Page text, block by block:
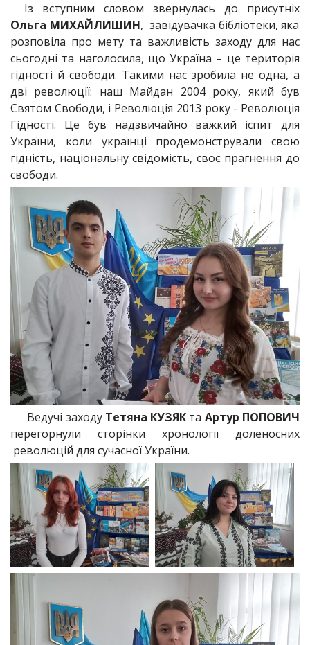
Із вступним словом звернулась до присутніх
Ольга МИХАЙЛИШИН, завідувачка бібліотеки, яка
розповіла про мету та важливість заходу для нас
сьогодні та наголосила, що Україна – це територія
гідності й свободи. Такими нас зробила не одна, а
дві революції: наш Майдан 2004 року, який був
Святом Свободи, і Революція 2013 року - Революція
Гідності. Це був надзвичайно важкий іспит для
України, коли українці продемонстрували свою
гідність, національну свідомість, своє прагнення до
свободи.
Ведучі заходу Тетяна КУЗЯК та Артур ПОПОВИЧ
перегорнули сторінки хронології доленосних
революцій для сучасної України.